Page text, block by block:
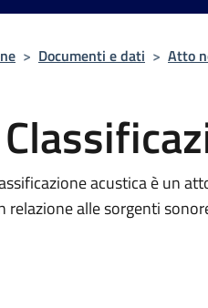
> Documenti e dati > Atto
acustica è un
relazione alle sorgenti